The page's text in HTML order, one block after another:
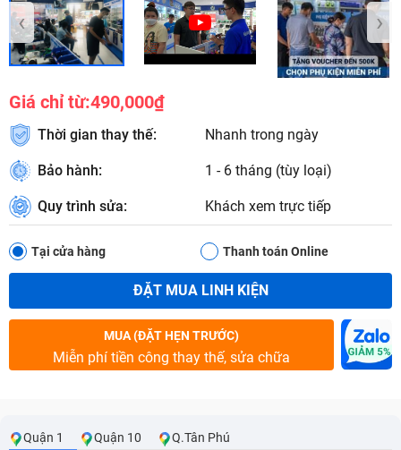
‹ ›
Giá chỉ từ:490,000₫
Thời gian thay thế: Nhanh trong ngày
Bảo hành: 1 - 6 tháng (tùy loại)
Quy trình sửa: Khách xem trực tiếp
Tại cửa hàng Thanh toán Online
ĐẶT MUA LINH KIỆN
MUA (ĐẶT HẸN TRƯỚC)
Miễn phí tiền công thay thế, sửa chữa
Quận 1 Quận 10 Q.Tân Phú